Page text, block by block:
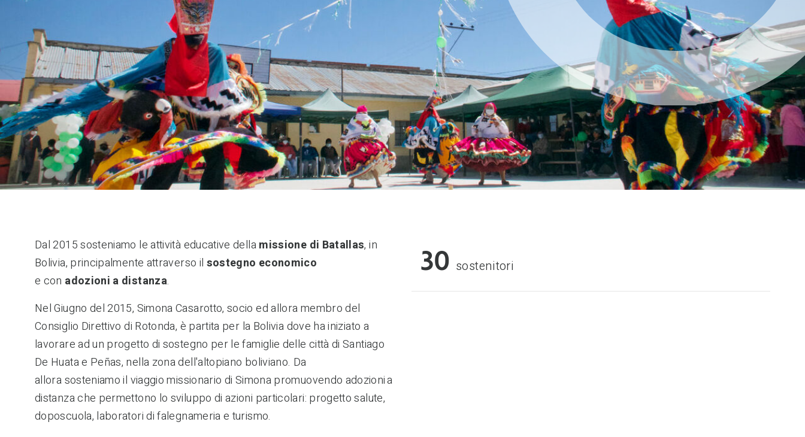
Dal 2015 sosteniamo le attività educative dellamissione di Batallas, in
Bolivia, principalmente attraverso il sostegno economico
e con adozioni a distanza.
Nel Giugno del 2015, Simona Casarotto, socio ed allora membro del
Consiglio Direttivo di Rotonda, è partita per la Bolivia dove ha iniziato a
lavorare ad un progetto di sostegno per le famiglie delle città di Santiago
De Huata e Peñas, nella zona dell'altopiano boliviano. Da
allora sosteniamo il viaggio missionario di Simona promuovendo adozioni a
distanza che permettono lo sviluppo di azioni particolari: progetto salute,
doposcuola, laboratori di falegnameria e turismo.
30 sostenitori